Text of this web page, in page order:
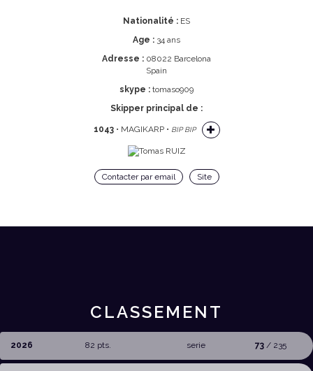
Nationalité : ES
Age : 34 ans
Adresse : 08022 Barcelona
Spain
skype : tomaso909
Skipper principal de :
1043• MAGIKARP • BIP BIP
Contacter par email Site
CLASSEMENT
2026 82 pts. serie 73 / 235